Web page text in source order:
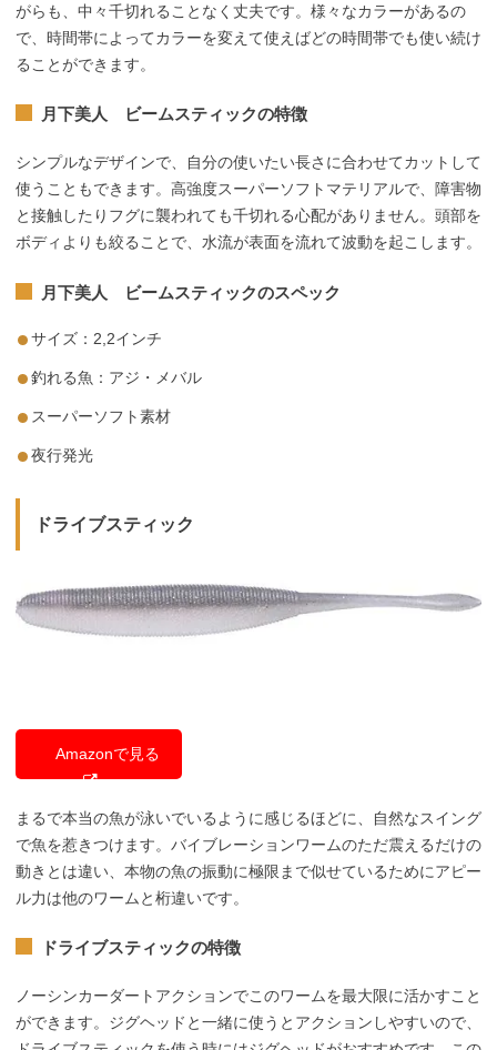
がらも、中々千切れることなく丈夫です。様々なカラーがあるの
で、時間帯によってカラーを変えて使えばどの時間帯でも使い続け
ることができます。
月下美人 ビームスティックの特徴
シンプルなデザインで、自分の使いたい長さに合わせてカットして
使うこともできます。高強度スーパーソフトマテリアルで、障害物
と接触したりフグに襲われても千切れる心配がありません。頭部を
ボディよりも絞ることで、水流が表面を流れて波動を起こします。
月下美人 ビームスティックのスペック
サイズ：2,2インチ
釣れる魚：アジ・メバル
スーパーソフト素材
夜行発光
ドライブスティック
Amazonで見る
まるで本当の魚が泳いでいるように感じるほどに、自然なスイング
で魚を惹きつけます。バイブレーションワームのただ震えるだけの
動きとは違い、本物の魚の振動に極限まで似せているためにアピー
ル力は他のワームと桁違いです。
ドライブスティックの特徴
ノーシンカーダートアクションでこのワームを最大限に活かすこと
ができます。ジグヘッドと一緒に使うとアクションしやすいので、